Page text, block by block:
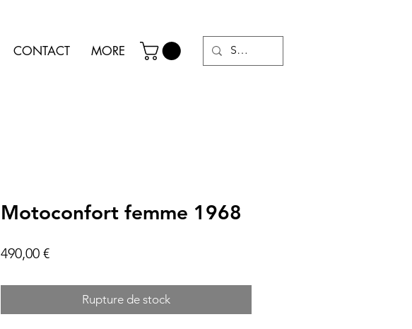
CONTACT MORE
Motoconfort femme 1968
490,00 €Prix
Rupture de stock